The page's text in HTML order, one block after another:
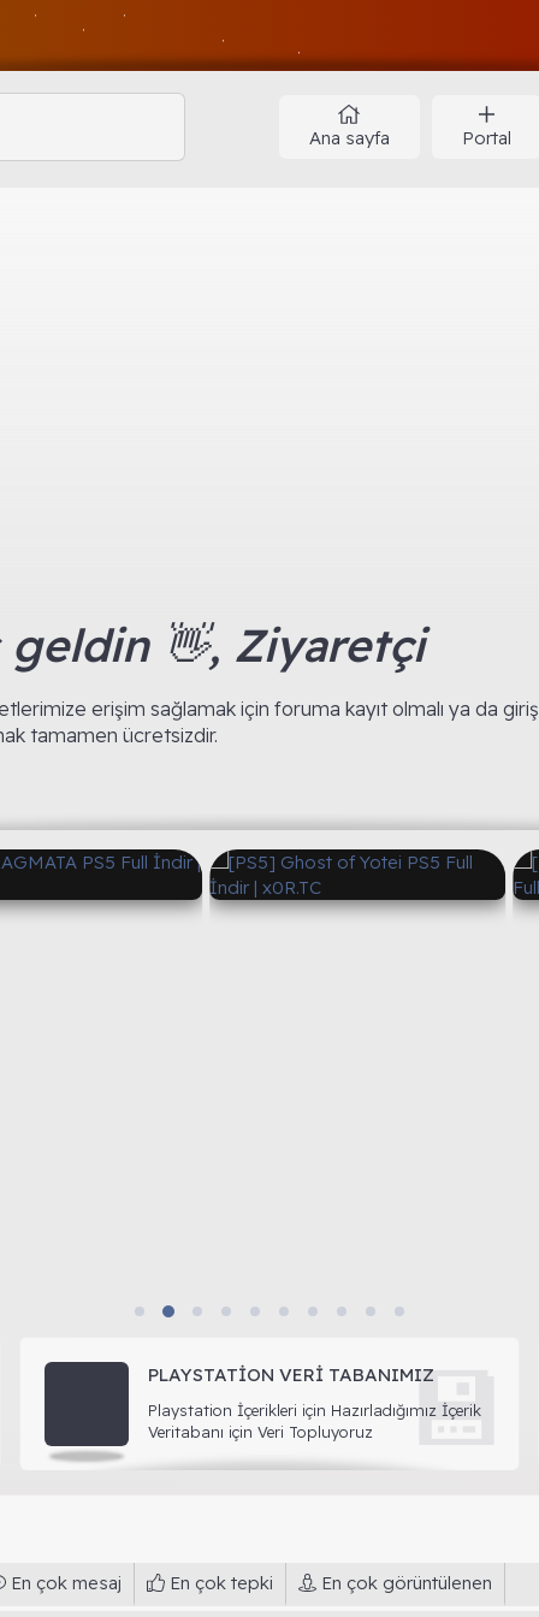
Ana sayfa Portal
geldin 👋, Ziyaretçi
erişim sağlamak için foruma kayıt olmalı ya da giriş
tamamen ücretsizdir.
Full İndir
PLAYSTATION VERI TABANIMIZ
Playstation İçerikleri için Hazırladığımız İçerik
Veritabanı için Veri Topluyoruz
💾
En çok mesaj En çok tepki En çok görüntülenen